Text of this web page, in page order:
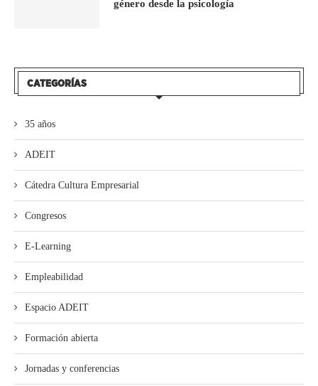
género desde la psicología
CATEGORÍAS
35 años
ADEIT
Cátedra Cultura Empresarial
Congresos
E-Learning
Empleabilidad
Espacio ADEIT
Formación abierta
Jornadas y conferencias